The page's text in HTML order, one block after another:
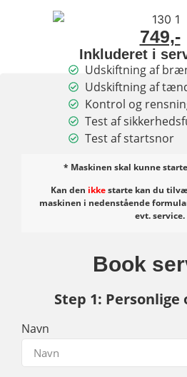
749,-
Inkluderet i
Udskiftning af
Udskiftning af
Kontrol og
Test af
Test af startsnor
* Maskinen skal kunne
Kan den ikkestarte kan du
maskinen i nedenstående
evt. service.
Book
Step 1:
Navn